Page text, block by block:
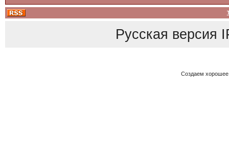
Русская версия
Создаем